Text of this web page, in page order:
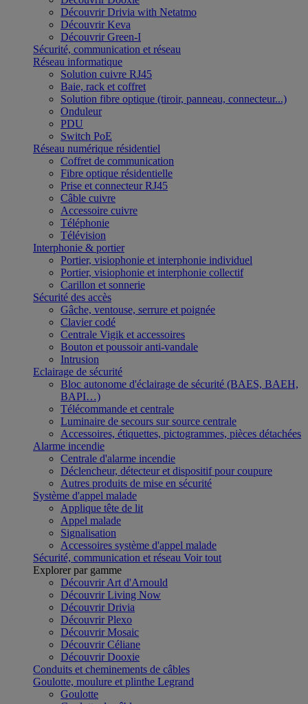
Découvrir Drivia with Netatmo
Découvrir Keva
Découvrir Green-I
Sécurité, communication et réseau
Réseau informatique
Solution cuivre RJ45
Baie, rack et coffret
Solution fibre optique (tiroir, panneau, connecteur...)
Onduleur
PDU
Switch PoE
Réseau numérique résidentiel
Coffret de communication
Fibre optique résidentielle
Prise et connecteur RJ45
Câble cuivre
Accessoire cuivre
Téléphonie
Télévision
Interphonie & portier
Portier, visiophonie et interphonie individuel
Portier, visiophonie et interphonie collectif
Carillon et sonnerie
Sécurité des accès
Gâche, ventouse, serrure et poignée
Clavier codé
Centrale Vigik et accessoires
Bouton et poussoir anti-vandale
Intrusion
Eclairage de sécurité
Bloc autonome d'éclairage de sécurité (BAES, BAEH,
BAPI…)
Télécommande et centrale
Luminaire de secours sur source centrale
Accessoires, étiquettes, pictogrammes, pièces détachées
Alarme incendie
Centrale d'alarme incendie
Déclencheur, détecteur et dispositif pour coupure
Autres produits de mise en sécurité
Système d'appel malade
Applique tête de lit
Appel malade
Signalisation
Accessoires système d'appel malade
Sécurité, communication et réseau Voir tout
Explorer par gamme
Découvrir Art d'Arnould
Découvrir Living Now
Découvrir Drivia
Découvrir Plexo
Découvrir Mosaic
Découvrir Céliane
Découvrir Dooxie
Conduits et cheminements de câbles
Goulotte, moulure et plinthe Legrand
Goulotte